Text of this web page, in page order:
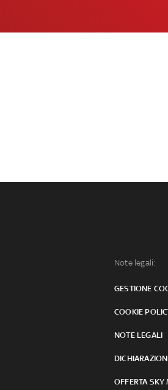
Note legali:
GESTIONE
COOKIE
NOTE LEGALI
OFFERTA SKY